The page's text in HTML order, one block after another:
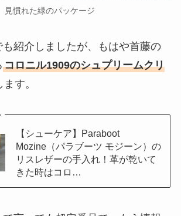
見慣れた緑のパッケージ
も紹介しましたが、もはや首藤の
コロニル1909のシュプリームクリ
す。
【シューケア】Paraboot
Mozine（パラブーツ モジーン）の
リスレザーの手入れ！革が乾いて
きた時はコロ…